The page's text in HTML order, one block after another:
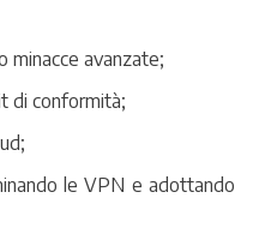
minacce avanzate;
di conformità;
le VPN e adottando